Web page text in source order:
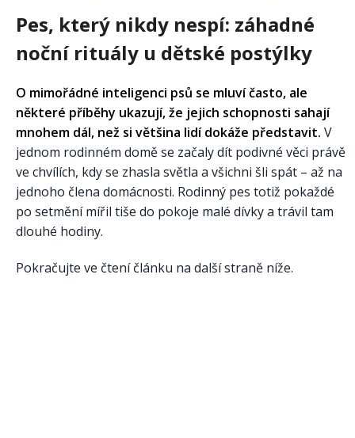
Pes, který nikdy nespí: záhadné
noční rituály u dětské postýlky
O mimořádné inteligenci psů se mluví často, ale
některé příběhy ukazují, že jejich schopnosti sahají
mnohem dál, než si většina lidí dokáže představit. V
jednom rodinném domě se začaly dít podivné věci právě
ve chvílích, kdy se zhasla světla a všichni šli spát – až na
jednoho člena domácnosti. Rodinný pes totiž pokaždé
po setmění mířil tiše do pokoje malé dívky a trávil tam
dlouhé hodiny.
Pokračujte ve čtení článku na další straně níže.